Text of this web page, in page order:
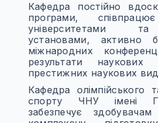
Кафедра постійно
програми,
університетами
установами, активно
міжнародних
результати наукових
престижних наукових
Кафедра олімпійського
спорту ЧНУ імені
забезпечує